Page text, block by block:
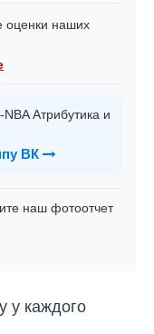
оценки наших
Атрибутика и
ВК
наш фотоотчет
у каждого